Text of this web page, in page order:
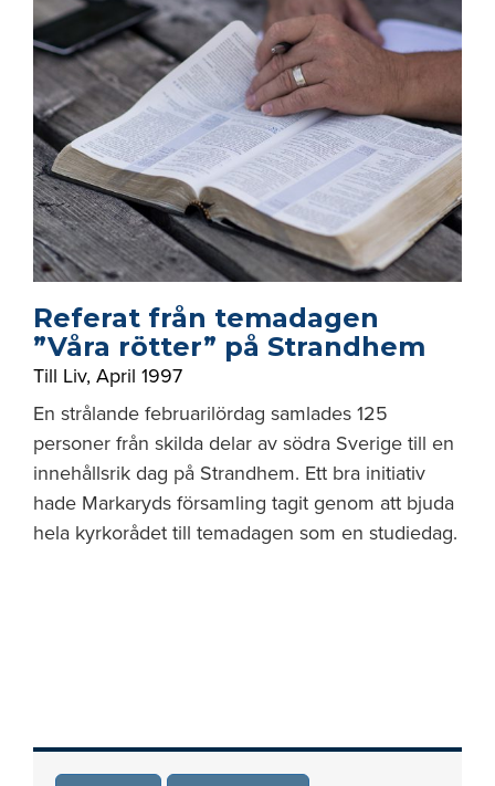
Referat från temadagen
”Våra rötter” på Strandhem
Till Liv, April 1997
En strålande februarilördag samlades 125
personer från skilda delar av södra Sverige till en
innehållsrik dag på Strandhem. Ett bra initiativ
hade Markaryds församling tagit genom att bjuda
hela kyrkorådet till temadagen som en studiedag.